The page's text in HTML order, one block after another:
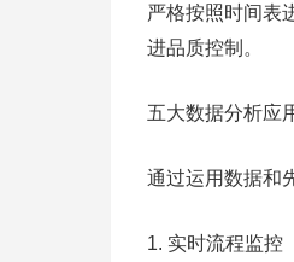
严格按照时间表
进品质控制。
五大数据分析应
通过运用数据和
1. 实时流程监控